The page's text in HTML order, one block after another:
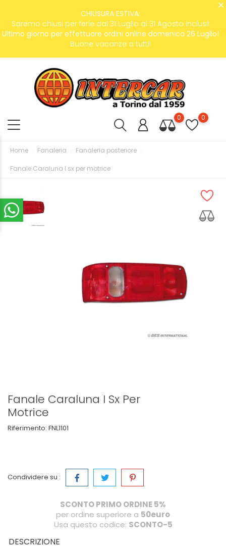
CHIUSURA ESTIVA:
Saremo chiusi per ferie dal 31 Luglio al 31 Agosto inclusi!
Ultimo giorno per effettuare ordini online domenica 26 Luglio!
Buone vacanze a tutti!
0 0
Home Fanaleria Fanaleria posteriore
Fanale Caraluna I sx per motrice
Fanale Caraluna I Sx Per
Motrice
Riferimento: FNL1101
Condividere su :
SCONTO PRIMO ORDINE 5%
per ordine superiore a 50euro
Usa questo codice: SCONTO-5
DESCRIZIONE